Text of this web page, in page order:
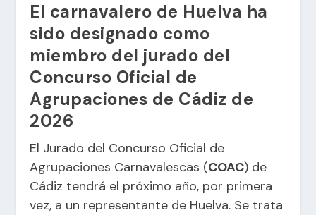
El carnavalero de Huelva ha
sido designado como
miembro del jurado del
Concurso Oficial de
Agrupaciones de Cádiz de
2026
El Jurado del Concurso Oficial de
Agrupaciones Carnavalescas (COAC) de
Cádiz tendrá el próximo año, por primera
vez, a un representante de Huelva. Se trata